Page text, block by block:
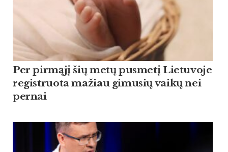
Per pirmąjį šių metų pusmetį Lietuvoje
registruota mažiau gimusių vaikų nei
pernai